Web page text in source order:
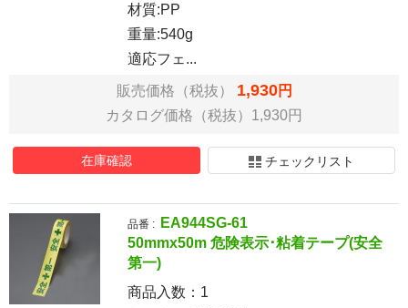
材質:PP
重量:540g
適応フェ...
販売価格（税抜） 1,930円
カタログ価格（税抜）1,930円
在庫確認 チェックリスト
品番 :
EA944SG-61
50mmx50m 危険表示･粘着テープ(安全
第一)
商品入数： 1